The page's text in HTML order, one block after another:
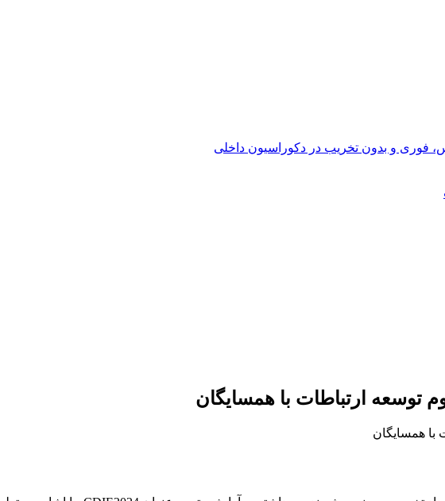
فوری و بدون تخریب در دکوراسیون داخلی
توسعه ارتباطات با همسایگان